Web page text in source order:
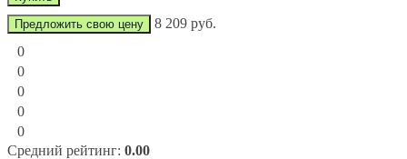
Предложить свою цену
8 209 руб.
0
0
0
0
0
Средний рейтинг: 0.00